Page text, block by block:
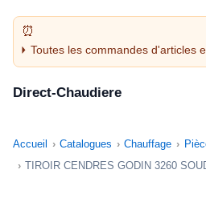
Toutes les commandes d'articles
avant 14H sont expédiées le jour
Direct-Chaudiere
Accueil Catalogues Chauffage
TIROIR CENDRES GODIN 3260